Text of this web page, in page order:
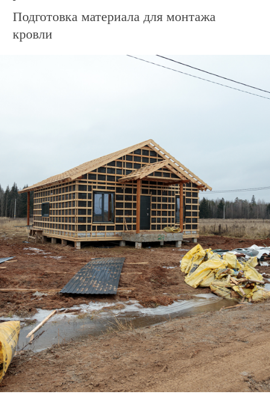
Облицовка каркаса металлосайдингом
ул. Столичная, 34